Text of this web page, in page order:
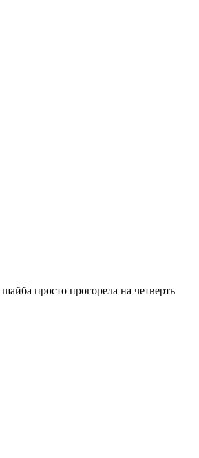
просто прогорела на четверть